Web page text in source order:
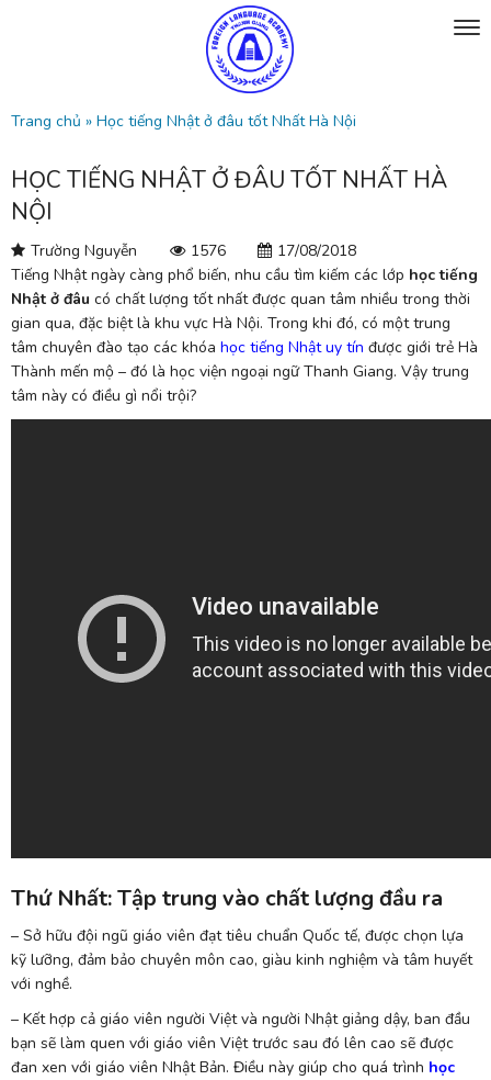
Trang chủ » Học tiếng Nhật ở đâu tốt Nhất Hà Nội
HỌC TIẾNG NHẬT Ở ĐÂU TỐT NHẤT HÀ
NỘI
Trường Nguyễn 1576
17/08/2018
Tiếng Nhật ngày càng phổ biến, nhu cầu tìm kiếm các lớp học tiếng
Nhật ở đâu có chất lượng tốt nhất được quan tâm nhiều trong thời
gian qua, đặc biệt là khu vực Hà Nội. Trong khi đó, có một trung
tâm chuyên đào tạo các khóa học tiếng Nhật uy tín được giới trẻ Hà
Thành mến mộ – đó là học viện ngoại ngữ Thanh Giang. Vậy trung
tâm này có điều gì nổi trội?
Thứ Nhất: Tập trung vào chất lượng đầu ra
– Sở hữu đội ngũ giáo viên đạt tiêu chuẩn Quốc tế, được chọn lựa
kỹ lưỡng, đảm bảo chuyên môn cao, giàu kinh nghiệm và tâm huyết
với nghề.
– Kết hợp cả giáo viên người Việt và người Nhật giảng dậy, ban đầu
bạn sẽ làm quen với giáo viên Việt trước sau đó lên cao sẽ được
đan xen với giáo viên Nhật Bản. Điều này giúp cho quá trình học